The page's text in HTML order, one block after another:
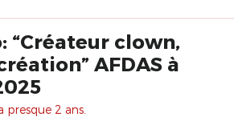
“Créateur clown,
AFDAS à
presque 2 ans.